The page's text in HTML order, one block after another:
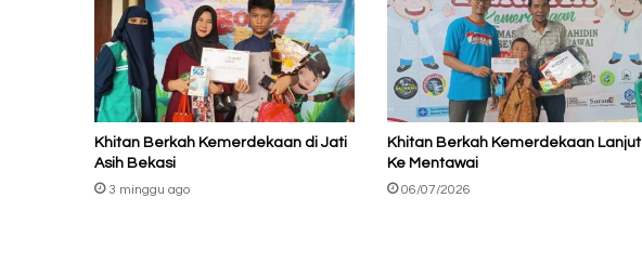
Khitan Berkah Kemerdekaan di Jati
Asih Bekasi
3 minggu ago
Khitan Berkah Kemerdekaan Lanjut
Ke Mentawai
06/07/2026